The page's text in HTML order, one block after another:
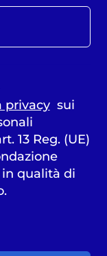
privacysui
13 Reg. (UE)
in qualità di